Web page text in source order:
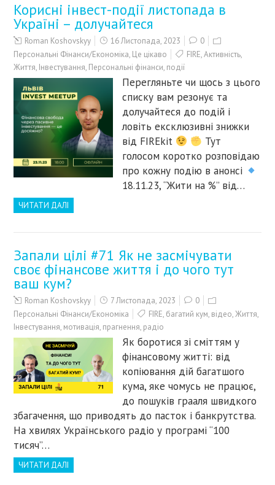
Корисні інвест-події листопада в
Україні – долучайтеся
Roman Koshovskyy 16 Листопада, 2023
0
Персональні Фінанси/Економіка, Це цікаво FIRE,Активність,
Життя, Інвестування, Персональні фінанси, події
Перегляньте чи щось з цього
списку вам резонує та
долучайтеся до подій і
ловіть ексклюзивні знижки
від FIREkit
Тут
голосом коротко розповідаю
про кожну подію в анонсі
18.11.23, “Жити на %” від…
ЧИТАТИ ДАЛІ
Запали цілі #71 Як не засмічувати
своє фінансове життя і до чого тут
ваш кум?
Roman Koshovskyy 7 Листопада, 2023
0
Персональні Фінанси/Економіка
FIRE, багатий кум, відео,Життя,
Інвестування, мотивація, прагнення, радіо
Як боротися зі сміттям у
фінансовому житті: від
копіювання дій багатшого
кума, яке чомусь не працює,
до пошуків грааля швидкого
збагачення, що приводять до пасток і банкрутства.
На хвилях Українського радіо у програмі “100
тисяч”…
ЧИТАТИ ДАЛІ